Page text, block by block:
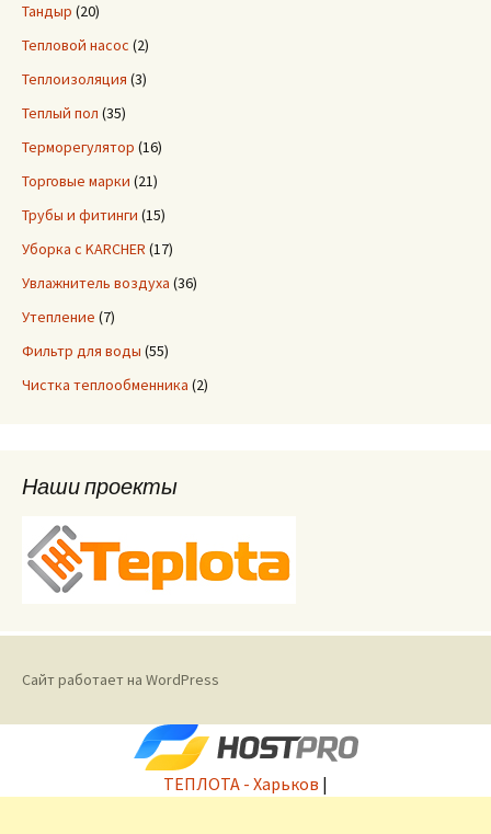
Тандыр (20)
Тепловой насос (2)
Теплоизоляция (3)
Теплый пол (35)
Терморегулятор (16)
Торговые марки (21)
Трубы и фитинги (15)
Уборка с KARCHER (17)
Увлажнитель воздуха (36)
Утепление (7)
Фильтр для воды (55)
Чистка теплообменника (2)
Наши проекты
Сайт работает на WordPress
ТЕПЛОТА - Харьков |